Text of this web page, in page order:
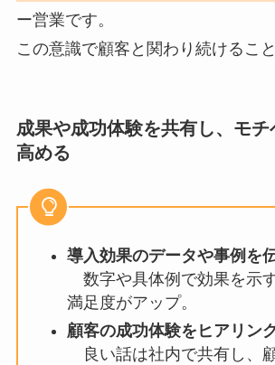
ー営業です。
この意識で顧客と関わり続けるこ
成果や成功体験を共有し、モチ
高める
導入効果のデータや事例を
数字や具体例で効果を示
満足度がアップ。
顧客の成功体験をヒアリン
良い話は社内で共有し、